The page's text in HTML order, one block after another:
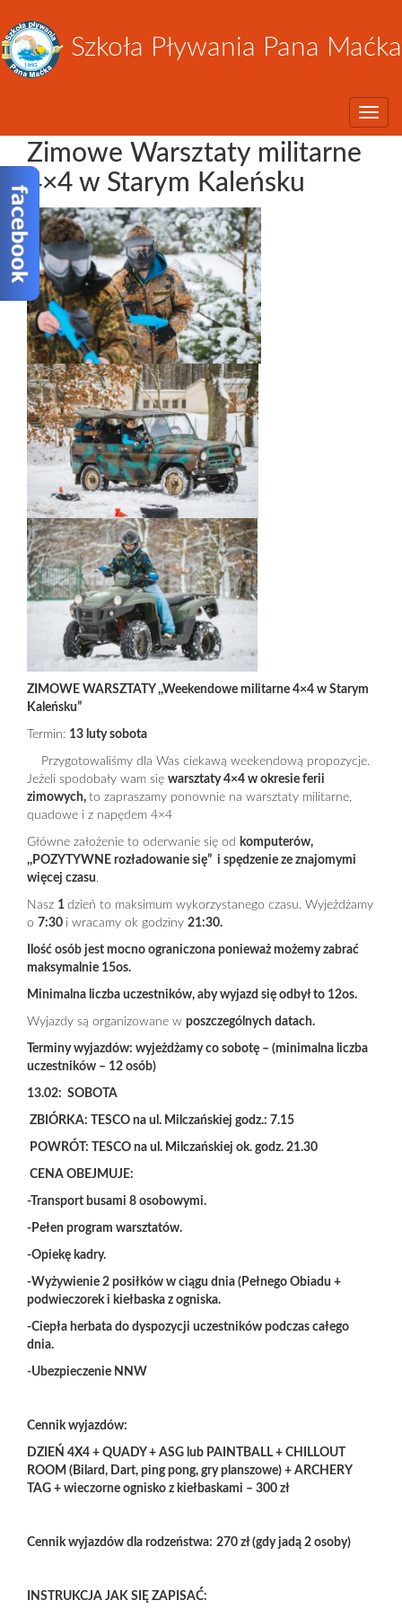
Szkoła Pływania Pana Maćka
Zimowe Warsztaty militarne
4×4 w Starym Kaleńsku
ZIMOWE WARSZTATY ,,Weekendowe militarne 4×4 w Starym
Kaleńsku”
Termin: 13 luty sobota
Przygotowaliśmy dla Was ciekawą weekendową propozycje.
Jeżeli spodobały wam się warsztaty 4×4 w okresie ferii
zimowych, to zapraszamy ponownie na warsztaty militarne,
quadowe i z napędem 4×4
Główne założenie to oderwanie się od komputerów,
,,POZYTYWNE rozładowanie się” i spędzenie ze znajomymi
więcej czasu.
Nasz 1 dzień to maksimum wykorzystanego czasu. Wyjeżdżamy
o 7:30 i wracamy ok godziny 21:30.
Ilość osób jest mocno ograniczona ponieważ możemy zabrać
maksymalnie 15os.
Minimalna liczba uczestników, aby wyjazd się odbył to 12os.
Wyjazdy są organizowane w poszczególnych datach.
Terminy wyjazdów: wyjeżdżamy co sobotę – (minimalna liczba
uczestników – 12 osób)
13.02: SOBOTA
ZBIÓRKA: TESCO na ul. Milczańskiej godz.: 7.15
POWRÓT: TESCO na ul. Milczańskiej ok. godz. 21.30
CENA OBEJMUJE:
-Transport busami 8 osobowymi.
-Pełen program warsztatów.
-Opiekę kadry.
-Wyżywienie 2 posiłków w ciągu dnia (Pełnego Obiadu +
podwieczorek i kiełbaska z ogniska.
-Ciepła herbata do dyspozycji uczestników podczas całego
dnia.
-Ubezpieczenie NNW
Cennik wyjazdów:
DZIEŃ 4X4 + QUADY + ASG lub PAINTBALL + CHILLOUT
ROOM (Bilard, Dart, ping pong, gry planszowe) + ARCHERY
TAG + wieczorne ognisko z kiełbaskami – 300 zł
Cennik wyjazdów dla rodzeństwa: 270 zł (gdy jadą 2 osoby)
INSTRUKCJA JAK SIĘ ZAPISAĆ: